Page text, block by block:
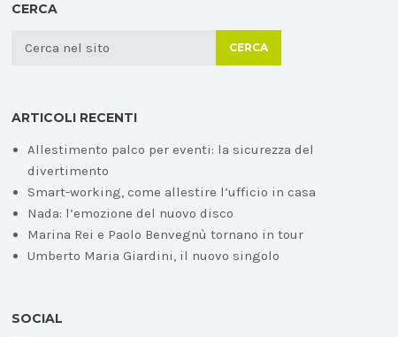
CERCA
CERCA
ARTICOLI RECENTI
Allestimento palco per eventi: la sicurezza del
divertimento
Smart-working, come allestire l’ufficio in casa
Nada: l’emozione del nuovo disco
Marina Rei e Paolo Benvegnù tornano in tour
Umberto Maria Giardini, il nuovo singolo
SOCIAL